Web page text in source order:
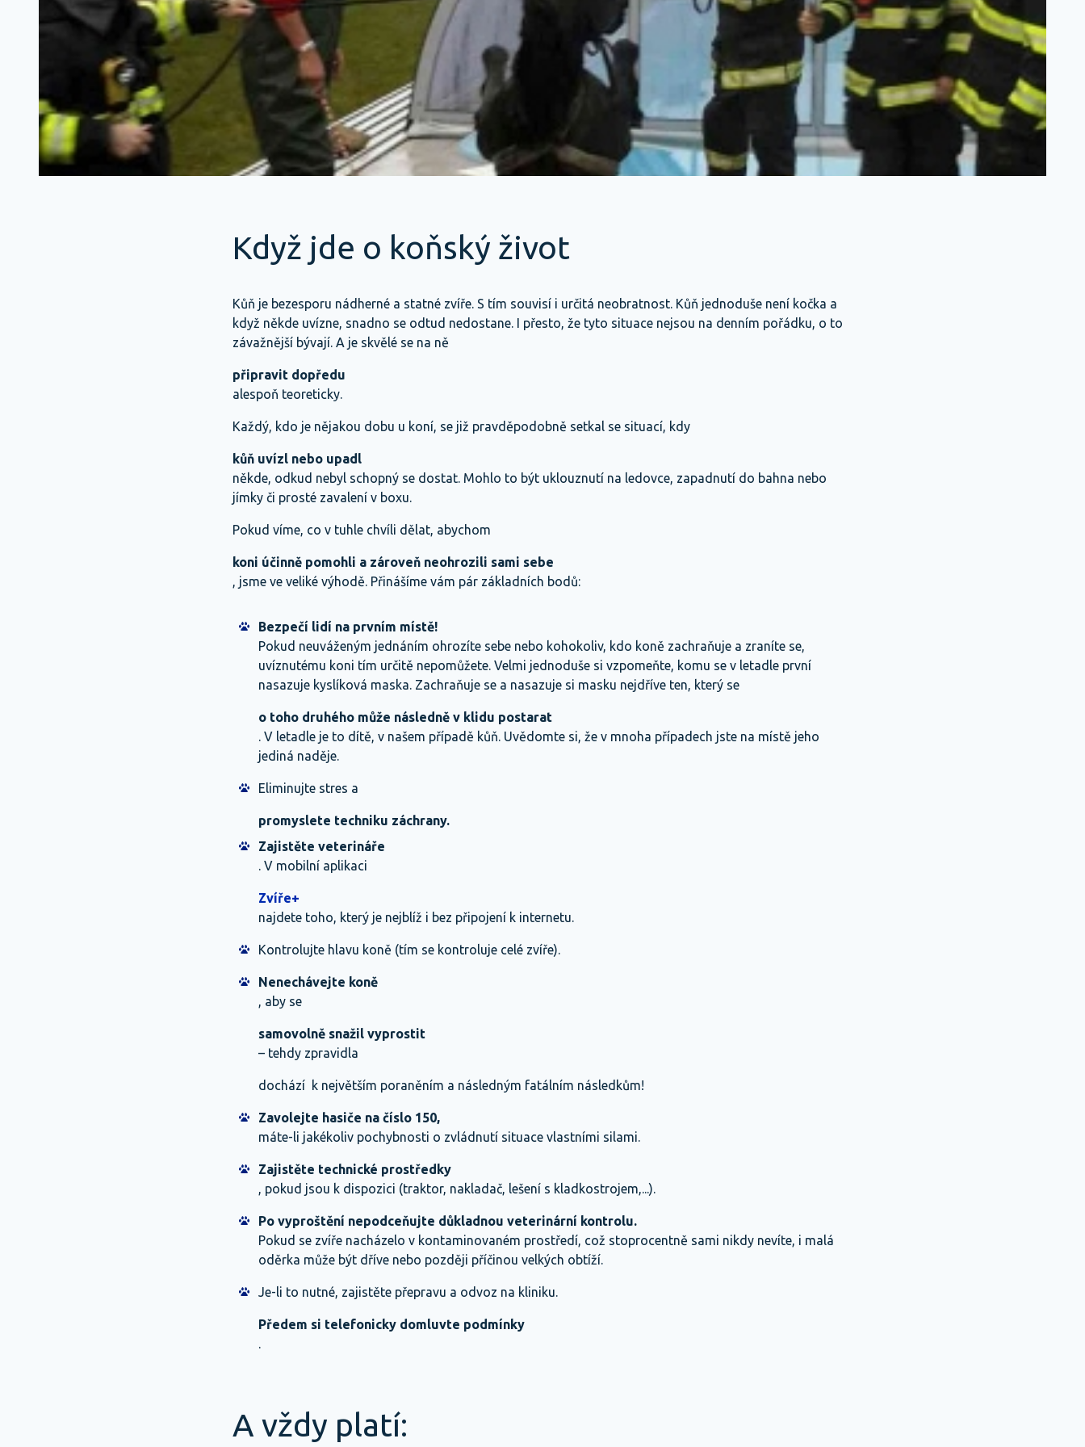
Když jde o koňský život
Kůň je bezesporu nádherné a statné zvíře. S tím souvisí i určitá neobratnost. Kůň jednoduše není kočka a
když někde uvízne, snadno se odtud nedostane. I přesto, že tyto situace nejsou na denním pořádku, o to
závažnější bývají. A je skvělé se na ně
připravit dopředu
alespoň teoreticky.
Každý, kdo je nějakou dobu u koní, se již pravděpodobně setkal se situací, kdy
kůň uvízl nebo upadl
někde, odkud nebyl schopný se dostat. Mohlo to být uklouznutí na ledovce, zapadnutí do bahna nebo
jímky či prosté zavalení v boxu.
Pokud víme, co v tuhle chvíli dělat, abychom
koni účinně pomohli a zároveň neohrozili sami sebe
, jsme ve veliké výhodě. Přinášíme vám pár základních bodů:
Bezpečí lidí na prvním místě!
Pokud neuváženým jednáním ohrozíte sebe nebo kohokoliv, kdo koně zachraňuje a zraníte se,
uvíznutému koni tím určitě nepomůžete. Velmi jednoduše si vzpomeňte, komu se v letadle první
nasazuje kyslíková maska. Zachraňuje se a nasazuje si masku nejdříve ten, který se
o toho druhého může následně v klidu postarat
. V letadle je to dítě, v našem případě kůň. Uvědomte si, že v mnoha případech jste na místě jeho
jediná naděje.
Eliminujte stres a
promyslete techniku záchrany.
Zajistěte veterináře
. V mobilní aplikaci
Zvíře+
najdete toho, který je nejblíž i bez připojení k internetu.
Kontrolujte hlavu koně (tím se kontroluje celé zvíře).
Nenechávejte koně
, aby se
samovolně snažil vyprostit
– tehdy zpravidla
dochází k největším poraněním a následným fatálním následkům!
Zavolejte hasiče na číslo 150,
máte-li jakékoliv pochybnosti o zvládnutí situace vlastními silami.
Zajistěte technické prostředky
, pokud jsou k dispozici (traktor, nakladač, lešení s kladkostrojem,...).
Po vyproštění nepodceňujte důkladnou veterinární kontrolu.
Pokud se zvíře nacházelo v kontaminovaném prostředí, což stoprocentně sami nikdy nevíte, i malá
oděrka může být dříve nebo později příčinou velkých obtíží.
Je-li to nutné, zajistěte přepravu a odvoz na kliniku.
Předem si telefonicky domluvte podmínky
.
A vždy platí: